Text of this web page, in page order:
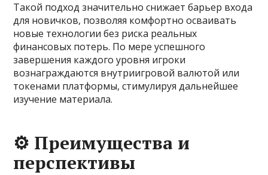
Такой подход значительно снижает барьер входа
для новичков, позволяя комфортно осваивать
новые технологии без риска реальных
финансовых потерь. По мере успешного
завершения каждого уровня игроки
вознаграждаются внутриигровой валютой или
токенами платформы, стимулируя дальнейшее
изучение материала.
⚙️ Преимущества и
перспективы